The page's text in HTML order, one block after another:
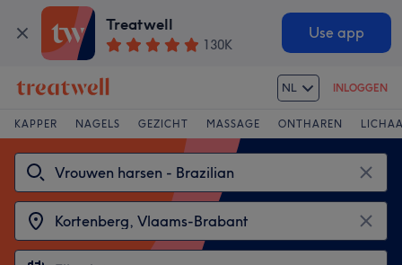
Treatwell
130K
Use app
NL INLOGGEN
KAPPER NAGELS GEZICHT MASSAGE ONTHAREN